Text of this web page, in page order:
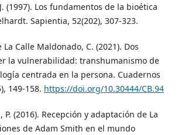
(1997). Los fundamentos de la bioética
Sapientia, 52(202), 307-323.
La Calle Maldonado, C. (2021). Dos
la vulnerabilidad: transhumanismo de
centrada en la persona. Cuadernos
149-158. https://doi.org/10.30444/CB.94
(2016). Recepción y adaptación de La
de Adam Smith en el mundo